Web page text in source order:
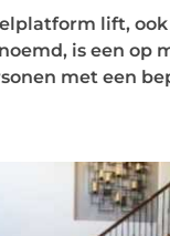
lift,
is een op
met een